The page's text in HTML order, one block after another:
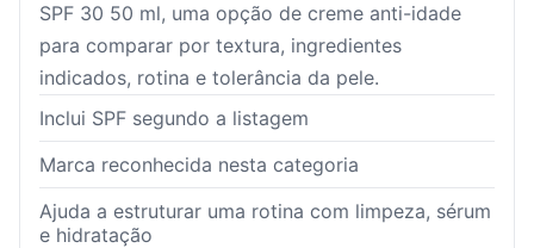
SPF 30 50 ml, uma opção de creme anti-idade
para comparar por textura, ingredientes
indicados, rotina e tolerância da pele.
Inclui SPF segundo a listagem
Marca reconhecida nesta categoria
Ajuda a estruturar uma rotina com limpeza, sérum
e hidratação